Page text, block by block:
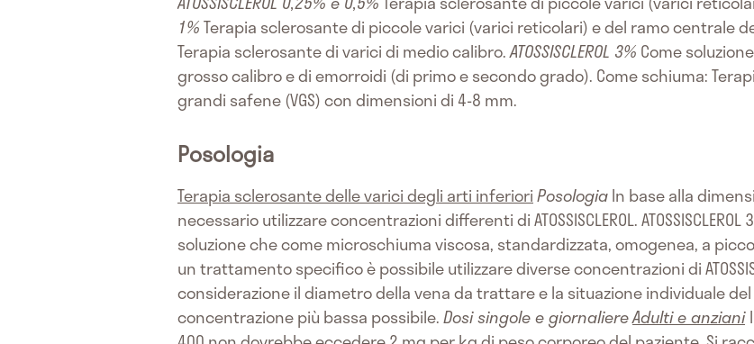
1%Terapia sclerosante di piccole varici (varici reticolari) e del ramo centrale
Terapia sclerosante di varici di medio calibro.ATOSSISCLEROL 3% Come
grosso calibro e di emorroidi (di primo e secondo grado). Come schiuma:
grandi safene (VGS) con dimensioni di 4-8 mm.
Posologia
Terapia sclerosante delle varici degli arti inferioriPosologiaIn base alla
necessario utilizzare concentrazioni differenti di ATOSSISCLEROL.
soluzione che come microschiuma viscosa, standardizzata, omogenea, a
un trattamento specifico è possibile utilizzare diverse concentrazioni di
considerazione il diametro della vena da trattare e la situazione individuale
concentrazione più bassa possibile.Dosi singole e giornaliereAdulti e anziani